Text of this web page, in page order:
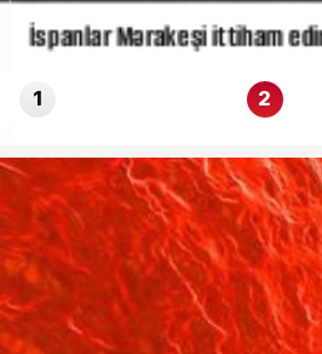
İspanlar Mərakeşi ittiham
1 2